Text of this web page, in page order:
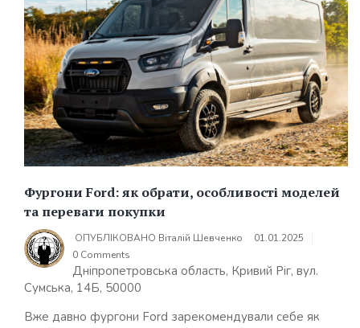
Фургони Ford: як обрати, особливості моделей
та переваги покупки
ОПУБЛІКОВАНО Віталій Шевченко
01.01.2025
0 Comments
Дніпропетровська область, Кривий Ріг, вул.
Сумська, 14Б, 50000
Вже давно фургони Ford зарекомендували себе як